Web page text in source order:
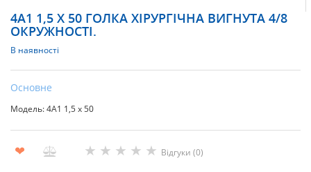
4А1 1,5 Х 50 ГОЛКА ХІРУРГІЧНА ВИГНУТА 4/8
ОКРУЖНОСТІ.
В наявності
Основне
Модель: 4А1 1,5 х 50
❤ ★ ★ ★ ★ ★ Відгуки (0)